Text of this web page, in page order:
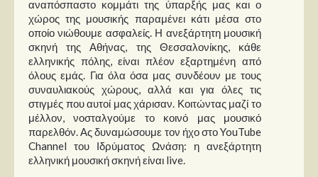
αναπόσπαστο κομμάτι της ύπαρξής μας και ο
χώρος της μουσικής παραμένει κάτι μέσα στο
οποίο νιώθουμε ασφαλείς. Η ανεξάρτητη μουσική
σκηνή της Αθήνας, της Θεσσαλονίκης, κάθε
ελληνικής πόλης, είναι πλέον εξαρτημένη από
όλους εμάς. Για όλα όσα μας συνδέουν με τους
συναυλιακούς χώρους, αλλά και για όλες τις
στιγμές που αυτοί μας χάρισαν. Κοιτώντας μαζί το
μέλλον, νοσταλγούμε το κοινό μας μουσικό
παρελθόν. Ας δυναμώσουμε τον ήχο στο YouTube
Channel του Ιδρύματος Ωνάση: η ανεξάρτητη
ελληνική μουσική σκηνή είναι live.